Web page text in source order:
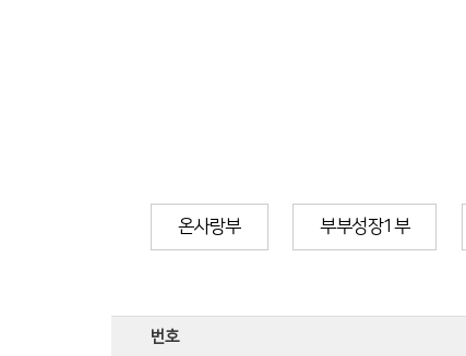
온사랑부 부부성장1부
번호